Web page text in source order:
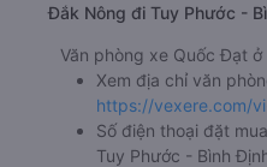
Đắk Nông đi Tuy Phước -
Văn phòng xe Quốc Đạt
Xem địa chỉ văn
https://vexere.com/
Số điện thoại đặt
Tuy Phước - Bình